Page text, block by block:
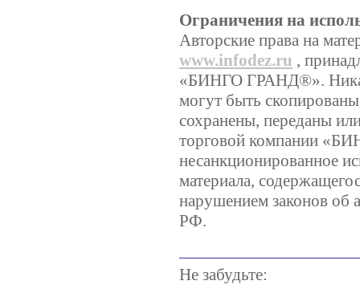
Ограничения на
Авторские права на
www.infodez.ru ,
«БИНГО ГРАНД®».
могут быть
сохранены, переданы
торговой компании
несанкционированное
материала,
нарушением законов об
РФ.
Не забудьте: